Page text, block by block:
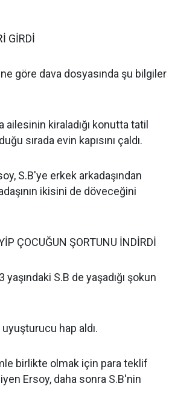
GİRDİ
göre dava dosyasında şu bilgiler
kiraladığı konutta tatil
sırada evin kapısını çaldı.
S.B'ye erkek arkadaşından
ikisini de döveceğini
ÇOCUĞUN ŞORTUNU İNDİRDİ
S.B de yaşadığı şokun
hap aldı.
birlikte olmak için para teklif
Ersoy, daha sonra S.B'nin